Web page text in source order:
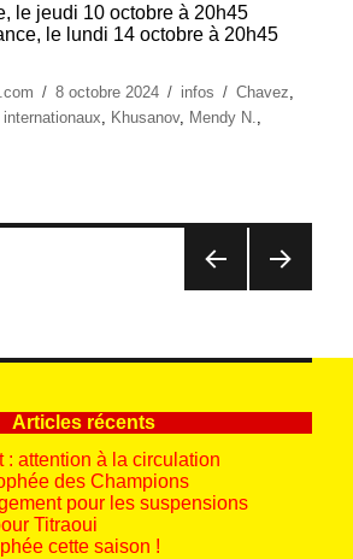
le jeudi 10 octobre à 20h45
le lundi 14 octobre à 20h45
Publié
le
8 octobre 2024 Catégories
infos Étiquettes
Chavez
internationaux Khusanov, Mendy N.
CÉD
E
ANT
Articles récents
: attention à la circulation
des Champions
pour les suspensions
Titraoui
cette saison !